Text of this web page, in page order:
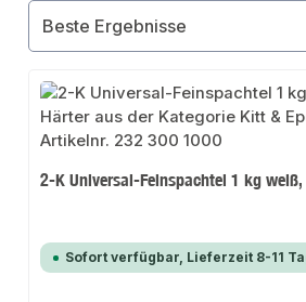
2-K Universal-Feinspachtel 1 kg
Sofort verfügbar, Lieferzeit 8-11